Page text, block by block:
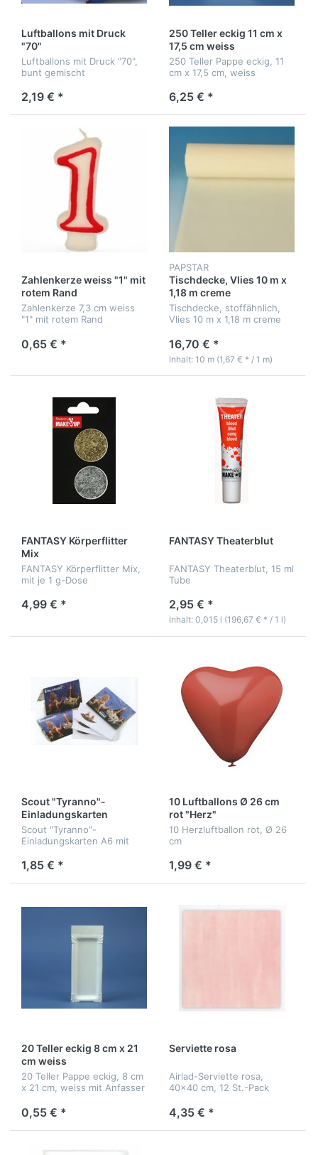
Luftballons mit Druck
"70"
Luftballons mit Druck "70",
bunt gemischt
2,19 € *
250 Teller eckig 11 cm x
17,5 cm weiss
250 Teller Pappe eckig, 11
cm x 17,5 cm, weiss
6,25 € *
Zahlenkerze weiss "1" mit
rotem Rand
Zahlenkerze 7,3 cm weiss
"1" mit rotem Rand
0,65 € *
PAPSTAR
Tischdecke, Vlies 10 m x
1,18 m creme
Tischdecke, stoffähnlich,
Vlies 10 m x 1,18 m creme
16,70 € *
Inhalt: 10 m (1,67 € * / 1 m)
FANTASY Körperflitter
Mix
FANTASY Körperflitter Mix,
mit je 1 g-Dose
4,99 € *
FANTASY Theaterblut
FANTASY Theaterblut, 15 ml
Tube
2,95 € *
Inhalt: 0,015 l (196,67 € * / 1 l)
Scout "Tyranno"-
Einladungskarten
Scout "Tyranno"-
Einladungskarten A6 mit
1,85 € *
10 Luftballons Ø 26 cm
rot "Herz"
10 Herzluftballon rot, Ø 26
cm
1,99 € *
20 Teller eckig 8 cm x 21
cm weiss
20 Teller Pappe eckig, 8 cm
x 21 cm, weiss mit Anfasser
0,55 € *
Serviette rosa
Airlad-Serviette rosa,
40x40 cm, 12 St.-Pack
4,35 € *